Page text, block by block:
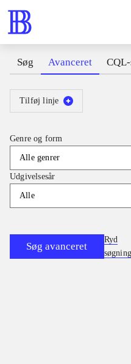
Søg Avanceret
Tilføj linje
Genre og form
Alle genrer
Udgivelsesår
Alle
Søg avanceret
Ryd
søgning